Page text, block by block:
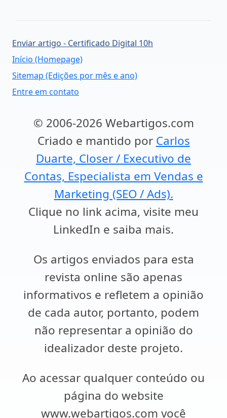
Enviar artigo - Certificado Digital 10h
Início (Homepage)
Sitemap (Edições por mês e ano)
Entre em contato
© 2006-2026 Webartigos.com
Criado e mantido por Carlos
Duarte, Closer / Executivo de
Contas, Especialista em Vendas e
Marketing (SEO / Ads).
Clique no link acima, visite meu
LinkedIn e saiba mais.
Os artigos enviados para esta
revista online são apenas
informativos e refletem a opinião
de cada autor, portanto, podem
não representar a opinião do
idealizador deste projeto.
Ao acessar qualquer conteúdo ou
página do website
www.webartigos.com você